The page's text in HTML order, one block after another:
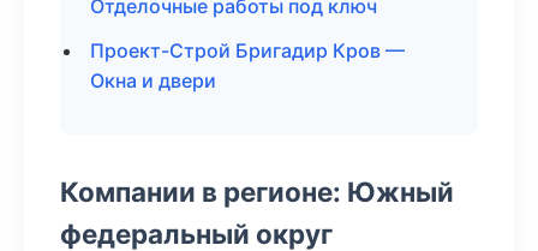
Отделочные работы под ключ
Проект-Строй Бригадир Кров —
Окна и двери
Компании в регионе: Южный
федеральный округ